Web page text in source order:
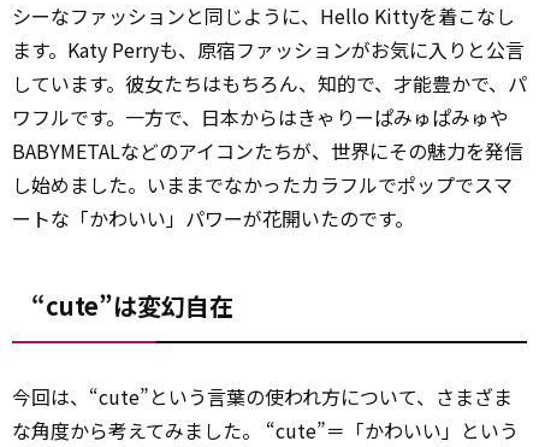
シーなファッションと同じように、Hello Kittyを着こなし
ます。Katy Perryも、原宿ファッションがお気に入りと公言
しています。彼女たちはもちろん、知的で、才能豊かで、パ
ワフルです。一方で、日本からはきゃりーぱみゅぱみゅや
BABYMETALなどのアイコンたちが、世界にその魅力を発信
し始めました。いままでなかったカラフルでポップでスマ
ートな「かわいい」パワーが花開いたのです。
“cute”は変幻自在
今回は、“cute”という言葉の使われ方について、さまざま
な角度から考えてみました。 “cute”＝「かわいい」という